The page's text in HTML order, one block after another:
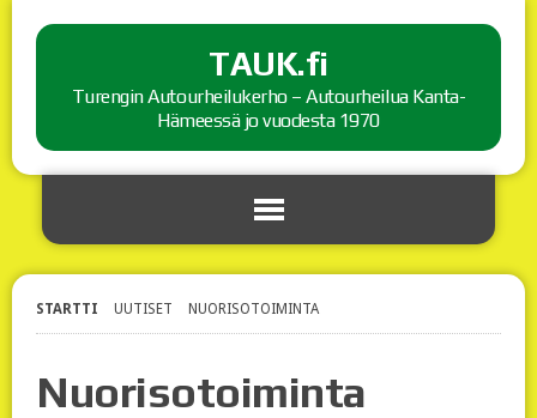
TAUK.fi
Turengin Autourheilukerho – Autourheilua Kanta-
Hämeessä jo vuodesta 1970
STARTTI UUTISET NUORISOTOIMINTA
Nuorisotoiminta